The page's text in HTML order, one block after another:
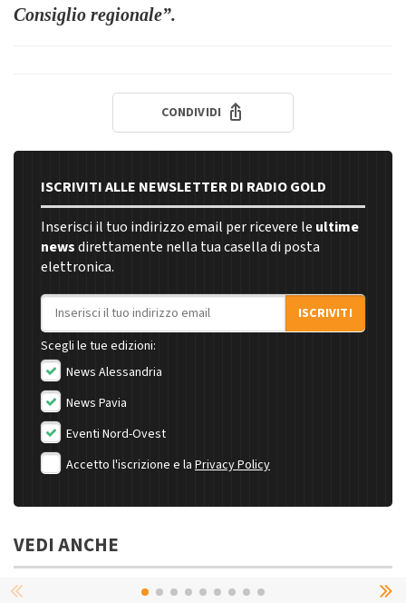
Consiglio regionale”.
CONDIVIDI
ISCRIVITI ALLE NEWSLETTER DI RADIO GOLD
Inserisci il tuo indirizzo email per ricevere le ultime
newsdirettamente nella tua casella di posta
elettronica.
Indirizzo email
ISCRIVITI
Scegli le tue edizioni:
News Alessandria
News Pavia
Eventi Nord-Ovest
Accetto l'iscrizione e la Privacy Policy
VEDI ANCHE